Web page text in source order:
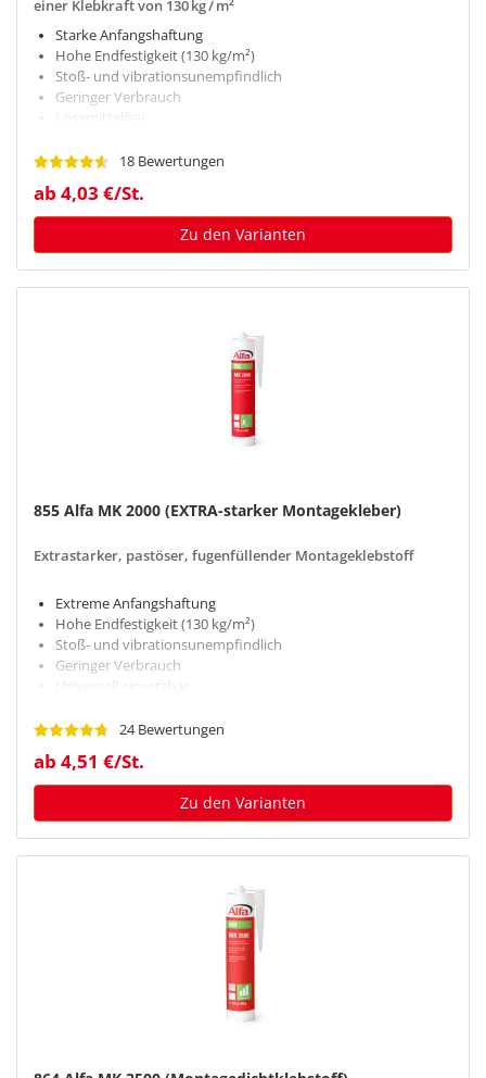
einer Klebkraft von 130 kg / m²
Starke Anfangshaftung
Hohe Endfestigkeit (130 kg/m²)
Stoß- und vibrationsunempfindlich
Geringer Verbrauch
Lösemittelfrei
18 Bewertungen
ab 4,03 €/St.
Zu den Varianten
855 Alfa MK 2000 (EXTRA-starker Montagekleber)
Extrastarker, pastöser, fugenfüllender Montageklebstoff
Extreme Anfangshaftung
Hohe Endfestigkeit (130 kg/m²)
Stoß- und vibrationsunempfindlich
Geringer Verbrauch
Universell einsetzbar
24 Bewertungen
ab 4,51 €/St.
Zu den Varianten